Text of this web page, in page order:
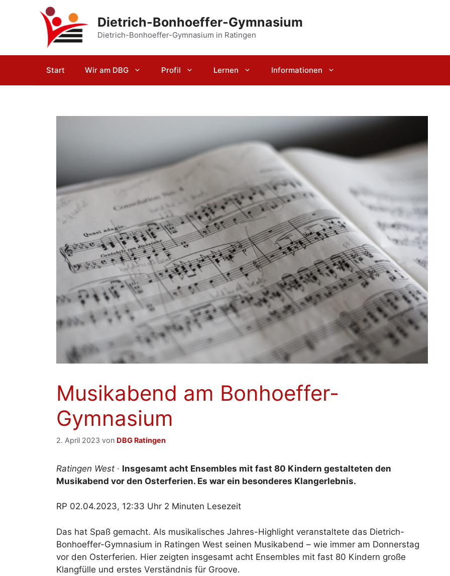
Dietrich-Bonhoeffer-Gymnasium
Dietrich-Bonhoeffer-Gymnasium in Ratingen
Start Wir am DBG Profil Lernen Informationen
Musikabend am Bonhoeffer-
Gymnasium
2. April 2023 von DBG Ratingen
Ratingen West · Insgesamt acht Ensembles mit fast 80 Kindern gestalteten den
Musikabend vor den Osterferien. Es war ein besonderes Klangerlebnis.
RP 02.04.2023, 12:33 Uhr 2 Minuten Lesezeit
Das hat Spaß gemacht. Als musikalisches Jahres-Highlight veranstaltete das Dietrich-
Bonhoeffer-Gymnasium in Ratingen West seinen Musikabend – wie immer am Donnerstag
vor den Osterferien. Hier zeigten insgesamt acht Ensembles mit fast 80 Kindern große
Klangfülle und erstes Verständnis für Groove.